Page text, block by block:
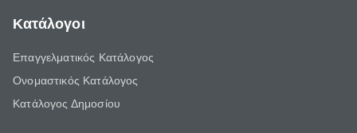
Κατάλογοι
Επαγγελματικός Κατάλογος
Ονομαστικός Κατάλογος
Κατάλογος Δημοσίου